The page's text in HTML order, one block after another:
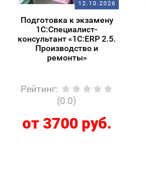
12.10.2026
Подготовка к экзамену
1С:Специалист-
консультант «1С:ERP 2.5.
Производство и
ремонты»
Рейтинг:
(0.0)
от 3700 руб.